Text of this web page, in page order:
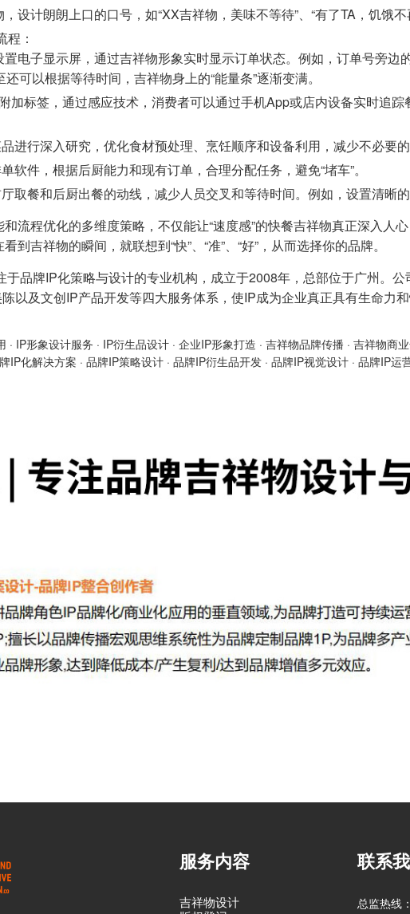
设计朗朗上口的口号，如“XX吉祥物，美味不等待”、“有了TA，饥饿不
：
电子显示屏，通过吉祥物形象实时显示订单状态。例如，订单号旁边
可以根据等待时间，吉祥物身上的“能量条”逐渐变满。
加标签，通过感应技术，消费者可以通过手机App或店内设备实时追踪
进行深入研究，优化食材预处理、烹饪顺序和设备利用，减少不必要的
软件，根据后厨能力和现有订单，合理分配任务，避免“堵车”。
取餐和后厨出餐的动线，减少人员交叉和等待时间。例如，设置清晰
流程优化的多维度策略，不仅能让“速度感”的快餐吉祥物真正深入人
到吉祥物的瞬间，就联想到“快”、“准”、“好”，从而选择你的品牌。
于品牌IP化策略与设计的专业机构，成立于2008年，总部位于广州。
以及文创IP产品开发等四大服务体系，使IP成为企业真正具有生命力和
· IP形象设计服务 · IP衍生品设计 · 企业IP形象打造 · 吉祥物品牌传播 · 吉祥物商
IP化解决方案 · 品牌IP策略设计 · 品牌IP衍生品开发 · 品牌IP视觉设计 · 品牌IP运
服务内容
吉祥物设计
联系
总监热线